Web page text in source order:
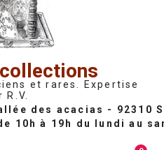
et rares. Expertise
R.V.